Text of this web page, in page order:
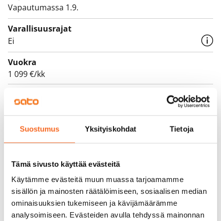
Suostumus Yksityiskohdat Tietoja
Tämä sivusto käyttää evästeitä
Käytämme evästeitä muun muassa tarjoamamme
sisällön ja mainosten räätälöimiseen, sosiaalisen median
ominaisuuksien tukemiseen ja kävijämäärämme
analysoimiseen. Evästeiden avulla tehdyssä mainonnan
Vapautumassa 1.9.
Varallisuusrajat
Ei
Vuokra
1 099 €/kk
0 €, (yrityksille min. 1 kk vuokra)
Vuokrasopimus
Toistaiseksi voimassa oleva, minimi asumisaika
Irtisanomis­mahdollisuus
12 kk vuokrasopimuksesta tai sopimussakolla
aiemmin